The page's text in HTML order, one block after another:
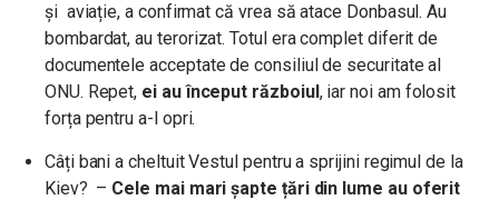
și aviație, a confirmat că vrea să atace Donbasul. Au
bombardat, au terorizat. Totul era complet diferit de
documentele acceptate de consiliul de securitate al
ONU. Repet, ei au început războiul, iar noi am folosit
forța pentru a-l opri.
Câți bani a cheltuit Vestul pentru a sprijini regimul de la
Kiev? – Cele mai mari șapte țări din lume au oferit